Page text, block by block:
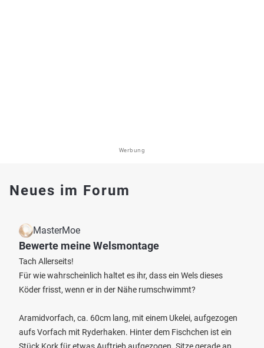
Werbung
Neues im Forum
MasterMoe
Bewerte meine Welsmontage
Tach Allerseits!
Für wie wahrscheinlich haltet es ihr, dass ein Wels dieses
Köder frisst, wenn er in der Nähe rumschwimmt?
Aramidvorfach, ca. 60cm lang, mit einem Ukelei, aufgezogen
aufs Vorfach mit Ryderhaken. Hinter dem Fischchen ist ein